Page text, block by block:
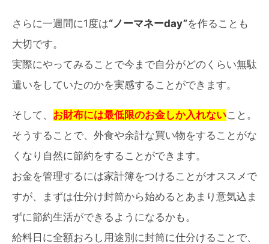
さらに一週間に1度は“ノーマネーday”を作ることも
大切です。
実際にやってみることで今まで自分がどのくらい無駄
遣いをしていたのかを実感することができます。
そして、 お財布には最低限のお金しか入れないこと。
そうすることで、外食や余計な買い物をすることがな
くなり自然に節約をすることができます。
お金を管理するには家計簿をつけることがオススメで
すが、まずは仕分け封筒から始めるとあまり意気込ま
ずに節約生活ができるようになるかも。
給料日に全額おろし用途別に封筒に仕分けることで、